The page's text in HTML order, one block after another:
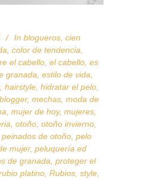
In blogueros, cien
, color de tendencia,
el cabello, el cabello, es
granada, estilo de vida,
, hairstyle, hidratar el pelo,
, mechas, moda de
, mujer de hoy, mujeres,
, otoño, otoño invierno,
peinados de otoño, pelo
mujer, peluquería ed
de granada, proteger el
platino, Rubios, style,